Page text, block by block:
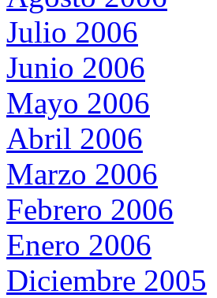
Julio 2006
Junio 2006
Mayo 2006
Abril 2006
Marzo 2006
Febrero 2006
Enero 2006
Diciembre 2005